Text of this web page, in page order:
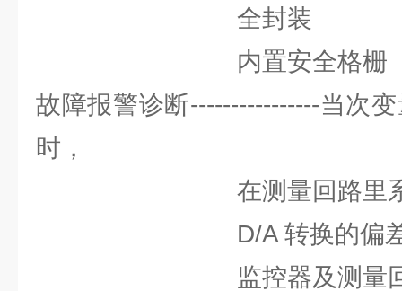
全封装
内置安全格栅
故障报警诊断----------------当次
时，
在测量回路里系统故
D/A 转换的偏差时，
监控器及测量回